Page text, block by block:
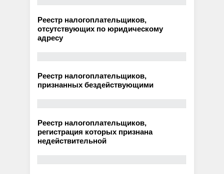
Реестр налогоплательщиков,
отсутствующих по юридическому
адресу
Реестр налогоплательщиков,
признанных бездействующими
Реестр налогоплательщиков,
регистрация которых признана
недействительной